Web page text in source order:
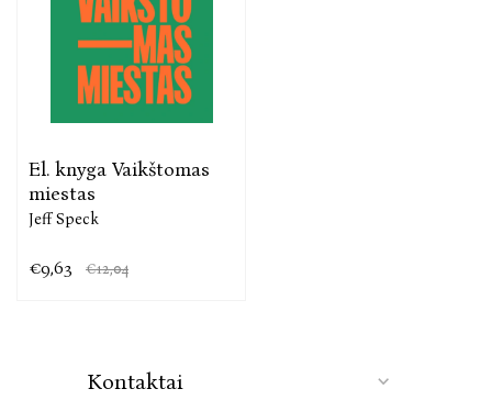
El. knyga Vaikštomas
miestas
Jeff Speck
€9,63 €12,04
Kontaktai